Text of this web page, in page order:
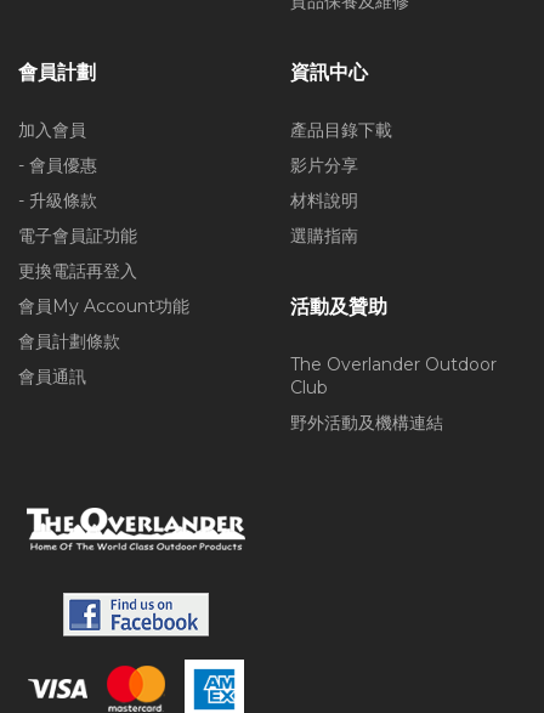
會員計劃
加入會員
- 會員優惠
- 升級條款
電子會員証功能
更換電話再登入
會員My Account功能
會員計劃條款
會員通訊
資訊中心
產品目錄下載
影片分享
材料說明
選購指南
活動及贊助
The Overlander Outdoor
Club
野外活動及機構連結